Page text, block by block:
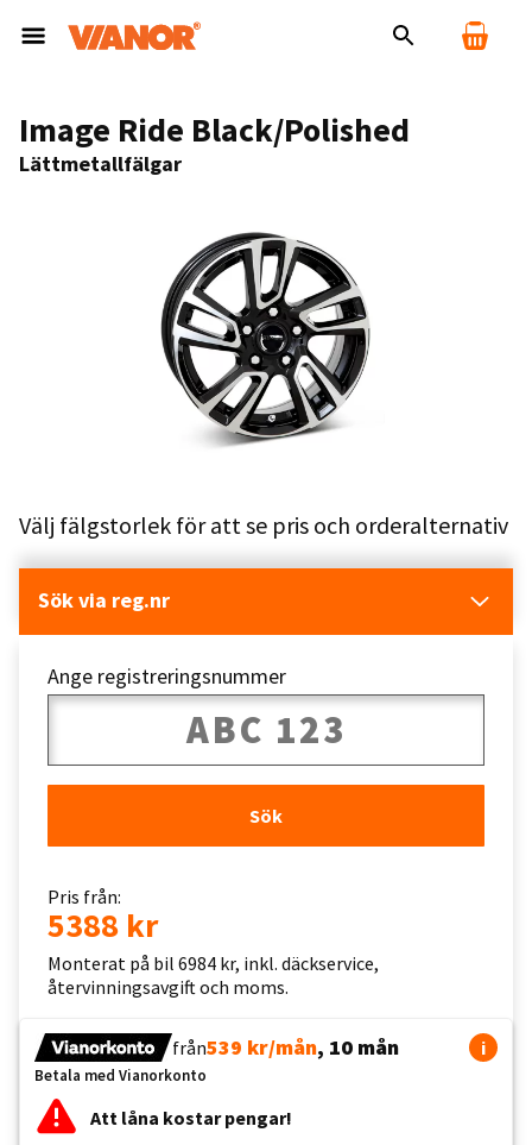
Image Ride Black/Polished
Lättmetallfälgar
Välj fälgstorlek för att se pris och orderalternativ
Sök via reg.nr
Ange registreringsnummer
Sök
Pris från:
5388 kr
Monterat på bil 6984 kr, inkl. däckservice,
återvinningsavgift och moms.
från539 kr/mån, 10 mån i
Betala med Vianorkonto
Att låna kostar pengar!